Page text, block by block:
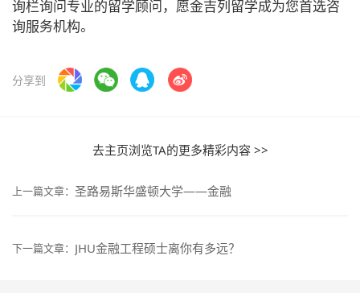
询栏询问专业的留学顾问，愿金吉列留学成为您首选咨
询服务机构。
分享到
去主页浏览TA的更多精彩内容 >>
上一篇文章： 圣路易斯华盛顿大学——金融
下一篇文章： JHU金融工程硕士离你有多远？